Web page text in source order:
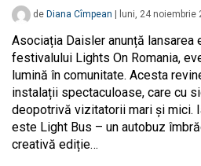
de Diana Cîmpean luni, 24 noiembrie
Asociația Daisler anunță lansarea
festivalului Lights On Romania,
lumină în comunitate. Acesta
instalații spectaculoase, care cu
deopotrivă vizitatorii mari și mici.
este Light Bus – un autobuz
creativă ediție…